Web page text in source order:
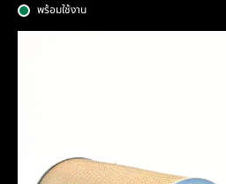
พร้อมใช้งาน